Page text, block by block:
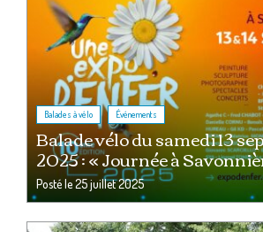
Balades à vélo , Événements
Balade vélo du samedi 13
2025 : « Journée à
Posté le25 juillet 2025